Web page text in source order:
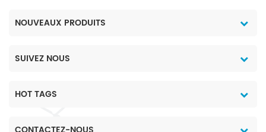
NOUVEAUX PRODUITS
SUIVEZ NOUS
HOT TAGS